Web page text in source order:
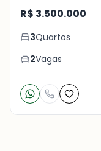
R$ 3.500.000
3Quartos
2Vagas